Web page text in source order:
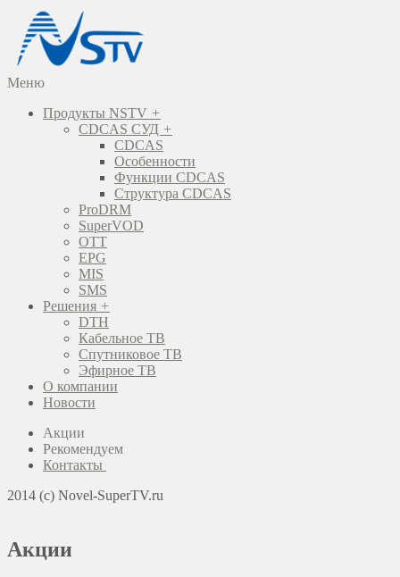
Меню
Продукты NSTV +
CDCAS СУД +
CDCAS
Особенности
Функции CDCAS
Структура CDCAS
ProDRM
SuperVOD
OTT
EPG
MIS
SMS
Решения +
DTH
Кабельное ТВ
Спутниковое ТВ
Эфирное ТВ
О компании
Новости
Акции
Рекомендуем
Контакты
2014 (c) Novel-SuperTV.ru
Акции